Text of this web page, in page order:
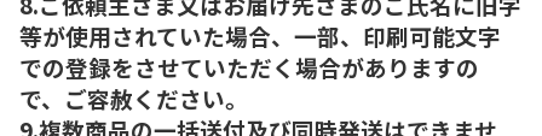
等が使用されていた場合、一部、印刷可能文字
での登録をさせていただく場合がありますの
で、ご容赦ください。